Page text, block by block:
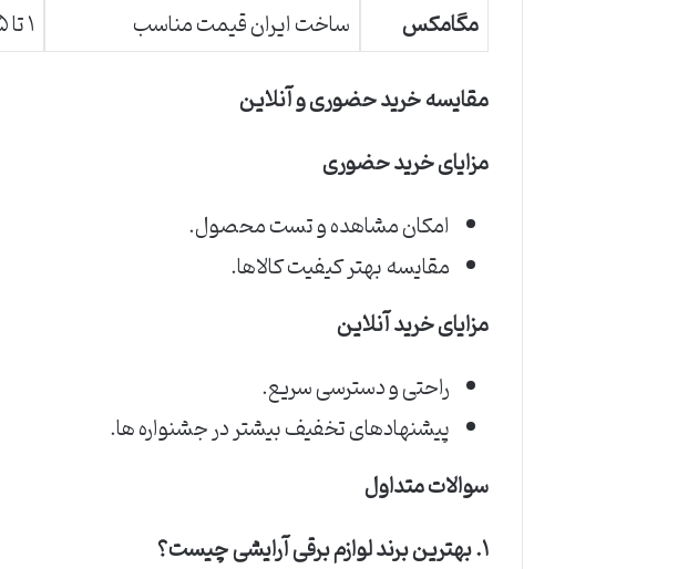
مگامکس
ساخت ایران قیمت مناسب ۱ تا ۵ میلیون تومان
مقایسه خرید حضوری و آنلاین
مزایای خرید حضوری
امکان مشاهده و تست محصول.
مقایسه بهتر کیفیت کالاها.
مزایای خرید آنلاین
راحتی و دسترسی سریع.
پیشنهادهای تخفیف بیشتر در جشنواره ها.
سوالات متداول
۱. بهترین برند لوازم برقی آرایشی چیست؟